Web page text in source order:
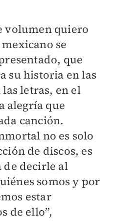
volumen quiero
se
que
su historia en las
las letras, en el
alegría que
canción.
no es solo
de discos, es
decirle al
somos y por
estar
de ello”,